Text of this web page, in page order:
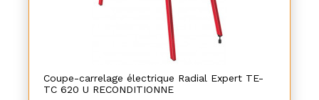
Coupe-carrelage électrique Radial Expert TE-
TC 620 U RECONDITIONNE